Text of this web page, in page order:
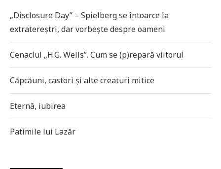
„Disclosure Day” – Spielberg se întoarce la
extratereștri, dar vorbește despre oameni
Cenaclul „H.G. Wells”. Cum se (p)repară viitorul
Căpcăuni, castori și alte creaturi mitice
Eternă, iubirea
Patimile lui Lazăr